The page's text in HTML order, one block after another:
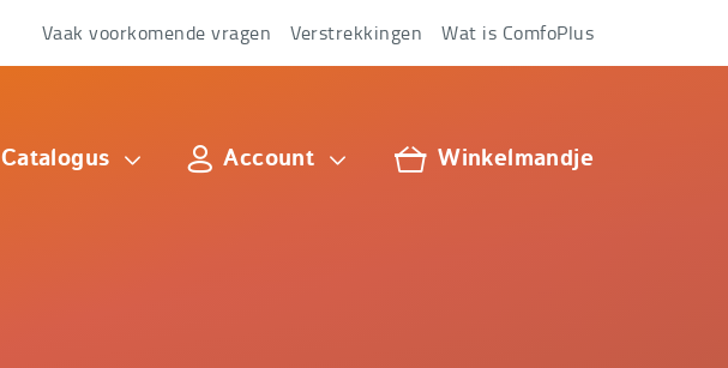
Over
Vaak voorkomende vragen Verstrekkingen Wat is ComfoPlus
Catalogus Account Winkelmandje